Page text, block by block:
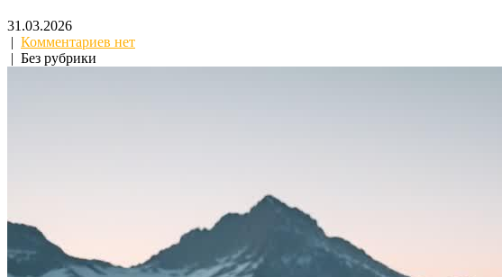
31.03.2026
| Комментариев нет
| Без рубрики